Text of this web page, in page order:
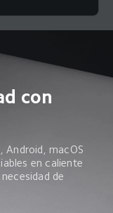
con
macOS
en caliente
de